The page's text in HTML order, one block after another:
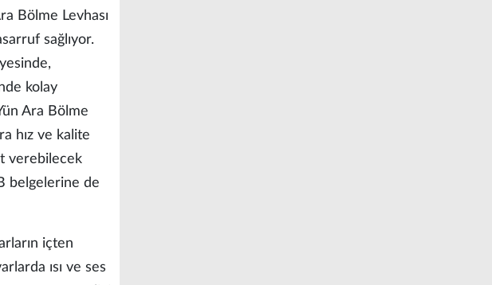
Bölme Levhası
sağlıyor.
kolay
Ara Bölme
hız ve kalite
verebilecek
belgelerine de
içten
ısı ve ses